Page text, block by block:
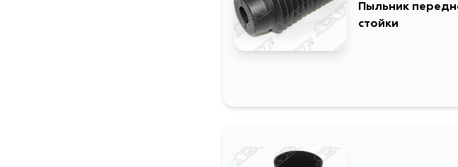
Пыльник
стойки